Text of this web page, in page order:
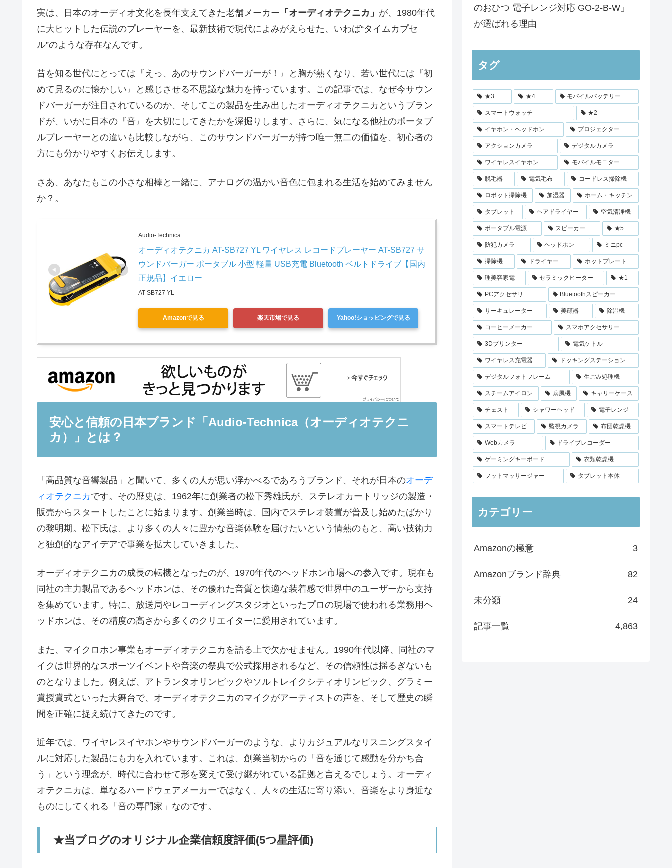
実は、日本のオーディオ文化を長年支えてきた老舗メーカー 「オーディオテクニカ」 が、1980年代
に大ヒットした伝説のプレーヤーを、最新技術で現代によみがえらせた、いわば“タイムカプセ
ル”のような存在なんです。
昔を知る世代にとっては『えっ、あのサウンドバーガーが！』と胸が熱くなり、若い世代には『初
めて見るのに懐かしい』と感じさせる不思議な魅力を持っています。この記事では、なぜ今サウン
ドバーガーが注目されているのか、そしてこの製品を生み出したオーディオテクニカというブラン
ドが、いかに日本の『音』を大切にしてきたかを深掘りします。さらに、気になる他社のポータブ
ルプレーヤーとの違いも比較しながら、このサウンドバーガーが持つ唯一無二の価値を、初心者の
方にも分かりやすくお伝えします。
さあ、あなたもこの小さな相棒と一緒に、アナログの温かい音色に包まれる生活を始めてみません
か？。
Audio-Technica
オーディオテクニカ AT-SB727 YL ワイヤレス レコードプレーヤー AT-SB727 サ
ウンドバーガー ポータブル 小型 軽量 USB充電 Bluetooth ベルトドライブ【国内
正規品】イエロー
AT-SB727 YL
Amazonで見る 楽天市場で見る Yahoo!ショッピングで見る
安心と信頼の日本ブランド「Audio-Technica（オーディオテクニ
カ）」とは？
「高品質な音響製品」と聞いて、多くの人が思い浮かべるであろうブランド、それが日本のオーデ
ィオテクニカです。その歴史は、1962年に創業者の松下秀雄氏が、ステレオカートリッジの製造・
販売からスタートしたことに始まります。創業当時は、国内でステレオ装置が普及し始めたばかり
の黎明期。松下氏は、より多くの人々に豊かな音楽体験を届けたいという情熱のもと、高い技術力
と独創的なアイデアで事業を拡大していきました。
オーディオテクニカの成長の転機となったのが、1970年代のヘッドホン市場への参入です。現在も
同社の主力製品であるヘッドホンは、その優れた音質と快適な装着感で世界中のユーザーから支持
を集めています。特に、放送局やレコーディングスタジオといったプロの現場で使われる業務用ヘ
ッドホンは、その精度の高さから多くのクリエイターに愛用されています。
また、マイクロホン事業もオーディオテクニカを語る上で欠かせません。1990年代以降、同社のマ
イクは世界的なスポーツイベントや音楽の祭典で公式採用されるなど、その信頼性は揺るぎないも
のとなりました。例えば、アトランタオリンピックやソルトレイクシティオリンピック、グラミー
賞授賞式といった大舞台で、オーディオテクニカのマイクがアーティストの声を、そして歴史の瞬
間を正確に捉え続けてきたのです。
近年では、ワイヤレスイヤホンやサウンドバーガーのような、よりカジュアルなリスニングスタイ
ルに対応した製品にも力を入れています。これは、創業当初からの「音を通じて感動を分かち合
う」という理念が、時代に合わせて形を変えて受け継がれている証拠と言えるでしょう。オーディ
オテクニカは、単なるハードウェアメーカーではなく、人々の生活に寄り添い、音楽をより身近な
ものにしてくれる「音の専門家」なのです。
★当ブログのオリジナル企業信頼度評価(5つ星評価)
のおひつ 電子レンジ対応 GO-2-B-W」
が選ばれる理由
タグ
★3 ★4 モバイルバッテリー
スマートウォッチ ★2
イヤホン・ヘッドホン プロジェクター
アクションカメラ デジタルカメラ
ワイヤレスイヤホン モバイルモニター
脱毛器 電気毛布 コードレス掃除機
ロボット掃除機 加湿器 ホーム・キッチン
タブレット ヘアドライヤー 空気清浄機
ポータブル電源 スピーカー ★5
防犯カメラ ヘッドホン ミニpc
掃除機 ドライヤー ホットプレート
理美容家電 セラミックヒーター ★1
PCアクセサリ Bluetoothスピーカー
サーキュレーター 美顔器 除湿機
コーヒーメーカー スマホアクセサリー
3Dプリンター 電気ケトル
ワイヤレス充電器 ドッキングステーション
デジタルフォトフレーム 生ごみ処理機
スチームアイロン 扇風機 キャリーケース
チェスト シャワーヘッド 電子レンジ
スマートテレビ 監視カメラ 布団乾燥機
Webカメラ ドライブレコーダー
ゲーミングキーボード 衣類乾燥機
フットマッサージャー タブレット本体
カテゴリー
Amazonの極意 3
Amazonブランド辞典 82
未分類 24
記事一覧 4,863